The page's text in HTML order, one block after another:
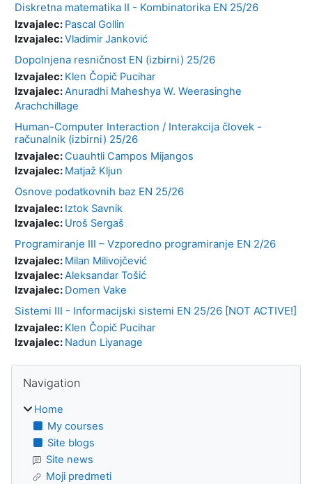
Diskretna matematika II - Kombinatorika EN 25/26
Izvajalec: Pascal Gollin
Izvajalec:Vladimir Janković
Dopolnjena resničnost EN (izbirni) 25/26
Izvajalec: Klen Čopič Pucihar
Izvajalec:Anuradhi Maheshya W. Weerasinghe
Arachchillage
Human-Computer Interaction / Interakcija človek -
računalnik (izbirni) 25/26
Izvajalec:Cuauhtli Campos Mijangos
Izvajalec: Matjaž Kljun
Osnove podatkovnih baz EN 25/26
Izvajalec: Iztok Savnik
Izvajalec: Uroš Sergaš
Programiranje III – Vzporedno programiranje EN 2/26
Izvajalec: Milan Milivojčević
Izvajalec:Aleksandar Tošić
Izvajalec: Domen Vake
Sistemi III - Informacijski sistemi EN 25/26 [NOT ACTIVE!]
Izvajalec: Klen Čopič Pucihar
Izvajalec: Nadun Liyanage
Blocks
Navigation
Home
My courses
Site blogs
Site news
Moji predmeti